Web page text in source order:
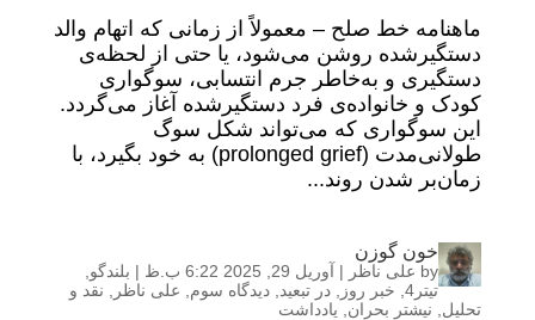
ماهنامه خط صلح – معمولاً از زمانی که اتهام والد
دستگیرشده روشن می‌شود، یا حتی از لحظه‌ی
دستگیری و به‌خاطر جرم انتسابی، سوگواری
کودک و خانواده‌ی فرد دستگیرشده آغاز می‌گردد.
این سوگواری که می‌تواند شکل سوگ
طولانی‌مدت (prolonged grief) به خود بگیرد، با
زمان‌بر شدن روند...
خون گوزن
by علی ناظر | آوریل 29, 2025 6:22 ب.ظ | بلندگو
تیتر4
, خبر روز در تبعید دیدگاه سوم علی ناظر
نقد و
تحلیل
نیشتر بحران یادداشت